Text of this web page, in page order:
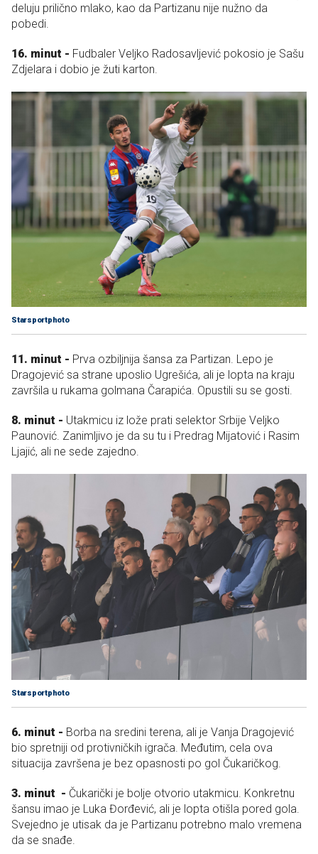
deluju prilično mlako, kao da Partizanu nije nužno da
pobedi.
16. minut - Fudbaler Veljko Radosavljević pokosio je Sašu
Zdjelara i dobio je žuti karton.
Starsportphoto
11. minut - Prva ozbiljnija šansa za Partizan. Lepo je
Dragojević sa strane uposlio Ugrešića, ali je lopta na kraju
završila u rukama golmana Čarapića. Opustili su se gosti.
8. minut - Utakmicu iz lože prati selektor Srbije Veljko
Paunović. Zanimljivo je da su tu i Predrag Mijatović i Rasim
Ljajić, ali ne sede zajedno.
Starsportphoto
6. minut - Borba na sredini terena, ali je Vanja Dragojević
bio spretniji od protivničkih igrača. Međutim, cela ova
situacija završena je bez opasnosti po gol Čukaričkog.
3. minut - Čukarički je bolje otvorio utakmicu. Konkretnu
šansu imao je Luka Đorđević, ali je lopta otišla pored gola.
Svejedno je utisak da je Partizanu potrebno malo vremena
da se snađe.